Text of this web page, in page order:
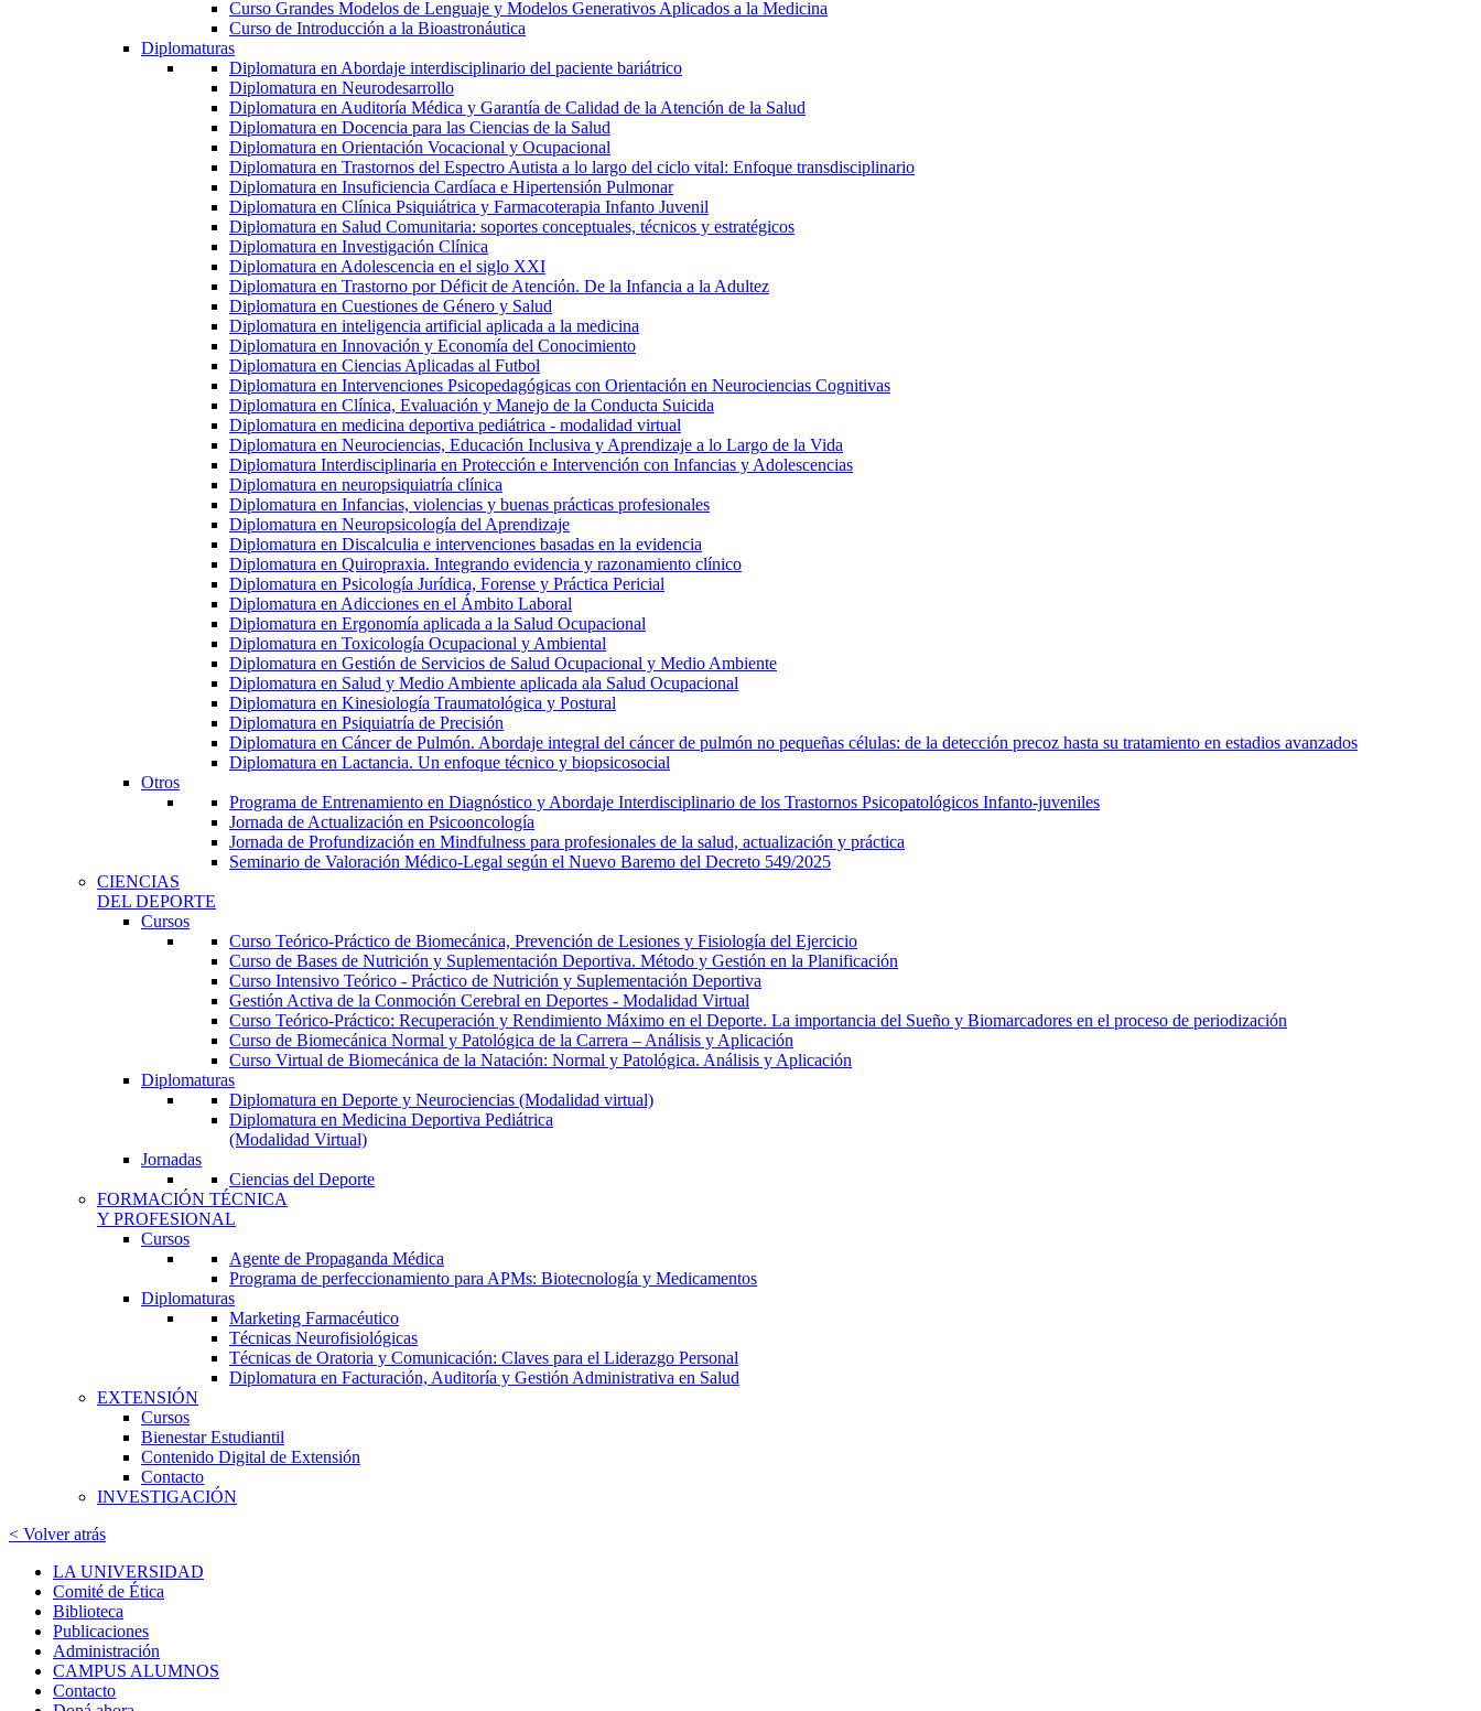
Curso Grandes Modelos de Lenguaje y Modelos Generativos Aplicados a la Medicina
Curso de Introducción a la Bioastronáutica
Diplomaturas
Diplomatura en Abordaje interdisciplinario del paciente bariátrico
Diplomatura en Neurodesarrollo
Diplomatura en Auditoría Médica y Garantía de Calidad de la Atención de la Salud
Diplomatura en Docencia para las Ciencias de la Salud
Diplomatura en Orientación Vocacional y Ocupacional
Diplomatura en Trastornos del Espectro Autista a lo largo del ciclo vital: Enfoque transdisciplinario
Diplomatura en Insuficiencia Cardíaca e Hipertensión Pulmonar
Diplomatura en Clínica Psiquiátrica y Farmacoterapia Infanto Juvenil
Diplomatura en Salud Comunitaria: soportes conceptuales, técnicos y estratégicos
Diplomatura en Investigación Clínica
Diplomatura en Adolescencia en el siglo XXI
Diplomatura en Trastorno por Déficit de Atención. De la Infancia a la Adultez
Diplomatura en Cuestiones de Género y Salud
Diplomatura en inteligencia artificial aplicada a la medicina
Diplomatura en Innovación y Economía del Conocimiento
Diplomatura en Ciencias Aplicadas al Futbol
Diplomatura en Intervenciones Psicopedagógicas con Orientación en Neurociencias Cognitivas
Diplomatura en Clínica, Evaluación y Manejo de la Conducta Suicida
Diplomatura en medicina deportiva pediátrica - modalidad virtual
Diplomatura en Neurociencias, Educación Inclusiva y Aprendizaje a lo Largo de la Vida
Diplomatura Interdisciplinaria en Protección e Intervención con Infancias y Adolescencias
Diplomatura en neuropsiquiatría clínica
Diplomatura en Infancias, violencias y buenas prácticas profesionales
Diplomatura en Neuropsicología del Aprendizaje
Diplomatura en Discalculia e intervenciones basadas en la evidencia
Diplomatura en Quiropraxia. Integrando evidencia y razonamiento clínico
Diplomatura en Psicología Jurídica, Forense y Práctica Pericial
Diplomatura en Adicciones en el Ámbito Laboral
Diplomatura en Ergonomía aplicada a la Salud Ocupacional
Diplomatura en Toxicología Ocupacional y Ambiental
Diplomatura en Gestión de Servicios de Salud Ocupacional y Medio Ambiente
Diplomatura en Salud y Medio Ambiente aplicada ala Salud Ocupacional
Diplomatura en Kinesiología Traumatológica y Postural
Diplomatura en Psiquiatría de Precisión
Diplomatura en Cáncer de Pulmón. Abordaje integral del cáncer de pulmón no pequeñas células: de la detección precoz hasta su tratamiento en estadios avanzados
Diplomatura en Lactancia. Un enfoque técnico y biopsicosocial
Otros
Programa de Entrenamiento en Diagnóstico y Abordaje Interdisciplinario de los Trastornos Psicopatológicos Infanto-juveniles
Jornada de Actualización en Psicooncología
Jornada de Profundización en Mindfulness para profesionales de la salud, actualización y práctica
Seminario de Valoración Médico-Legal según el Nuevo Baremo del Decreto 549/2025
CIENCIAS
DEL DEPORTE
Cursos
Curso Teórico-Práctico de Biomecánica, Prevención de Lesiones y Fisiología del Ejercicio
Curso de Bases de Nutrición y Suplementación Deportiva. Método y Gestión en la Planificación
Curso Intensivo Teórico - Práctico de Nutrición y Suplementación Deportiva
Gestión Activa de la Conmoción Cerebral en Deportes - Modalidad Virtual
Curso Teórico-Práctico: Recuperación y Rendimiento Máximo en el Deporte. La importancia del Sueño y Biomarcadores en el proceso de periodización
Curso de Biomecánica Normal y Patológica de la Carrera – Análisis y Aplicación
Curso Virtual de Biomecánica de la Natación: Normal y Patológica. Análisis y Aplicación
Diplomaturas
Diplomatura en Deporte y Neurociencias (Modalidad virtual)
Diplomatura en Medicina Deportiva Pediátrica
(Modalidad Virtual)
Jornadas
Ciencias del Deporte
FORMACIÓN TÉCNICA
Y PROFESIONAL
Cursos
Agente de Propaganda Médica
Programa de perfeccionamiento para APMs: Biotecnología y Medicamentos
Diplomaturas
Marketing Farmacéutico
Técnicas Neurofisiológicas
Técnicas de Oratoria y Comunicación: Claves para el Liderazgo Personal
Diplomatura en Facturación, Auditoría y Gestión Administrativa en Salud
EXTENSIÓN
Cursos
Bienestar Estudiantil
Contenido Digital de Extensión
Contacto
INVESTIGACIÓN
< Volver atrás
LA UNIVERSIDAD
Comité de Ética
Biblioteca
Publicaciones
Administración
CAMPUS ALUMNOS
Contacto